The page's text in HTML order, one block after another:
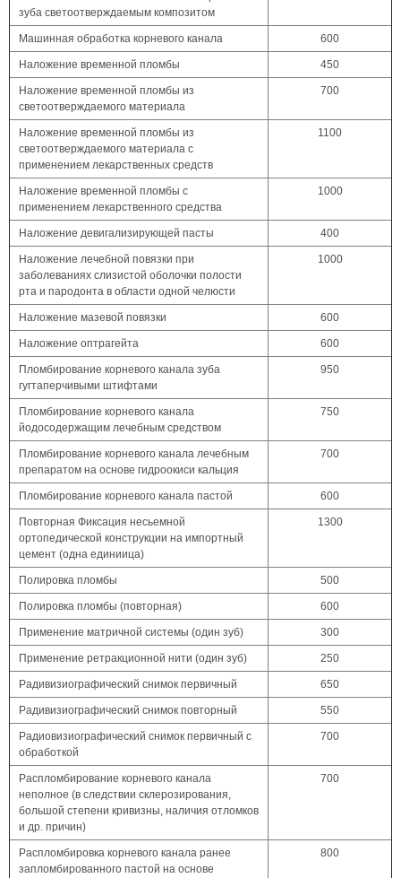
зуба светоотверждаемым композитом
Машинная обработка корневого канала 600
Наложение временной пломбы 450
Наложение временной пломбы из
светоотверждаемого материала
700
Наложение временной пломбы из
светоотверждаемого материала с
применением лекарственных средств
1100
Наложение временной пломбы с
применением лекарственного средства
1000
Наложение девигализирующей пасты 400
Наложение лечебной повязки при
заболеваниях слизистой оболочки полости
рта и пародонта в области одной челюсти
1000
Наложение мазевой повязки 600
Наложение оптрагейта 600
Пломбирование корневого канала зуба
гугтаперчивыми штифтами
950
Пломбирование корневого канала
йодосодержащим лечебным средством
750
Пломбирование корневого канала лечебным
препаратом на основе гидроокиси кальция
700
Пломбирование корневого канала пастой 600
Повторная Фиксация несьемной
ортопедической конструкции на импортный
цемент (одна единиица)
1300
Полировка пломбы 500
Полировка пломбы (повторная) 600
Применение матричной системы (один зуб) 300
Применение ретракционной нити (один зуб) 250
Радивизиографический снимок первичный 650
Радивизиографический снимок повторный 550
Радиовизиографический снимок первичный с
обработкой
700
Распломбирование корневого канала
неполное (в следствии склерозирования,
большой степени кривизны, наличия отломков
и др. причин)
700
Распломбировка корневого канала ранее
запломбированного пастой на основе
800